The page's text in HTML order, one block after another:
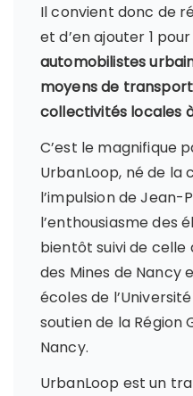
Il convient donc de
et d’en ajouter 1 pour
automobilistes
moyens de
collectivités locales
C’est le magnifique
UrbanLoop, né de
l’impulsion de
l’enthousiasme des
bientôt suivi de celle
des Mines de Nancy
écoles de
soutien de la Région
Nancy.
UrbanLoop est un